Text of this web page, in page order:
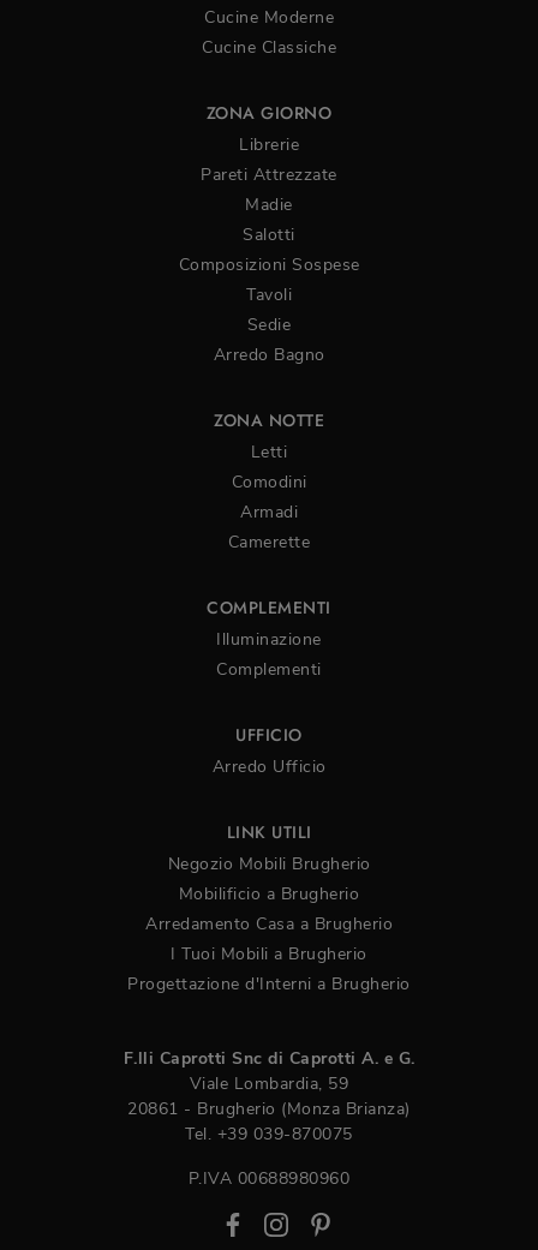
Cucine Moderne
Cucine Classiche
ZONA GIORNO
Librerie
Pareti Attrezzate
Madie
Salotti
Composizioni Sospese
Tavoli
Sedie
Arredo Bagno
ZONA NOTTE
Letti
Comodini
Armadi
Camerette
COMPLEMENTI
Illuminazione
Complementi
UFFICIO
Arredo Ufficio
LINK UTILI
Negozio Mobili Brugherio
Mobilificio a Brugherio
Arredamento Casa a Brugherio
I Tuoi Mobili a Brugherio
Progettazione d'Interni a Brugherio
F.lli Caprotti Snc di Caprotti A. e G.
Viale Lombardia, 59
20861 - Brugherio (Monza Brianza)
Tel. +39 039-870075
P.IVA 00688980960